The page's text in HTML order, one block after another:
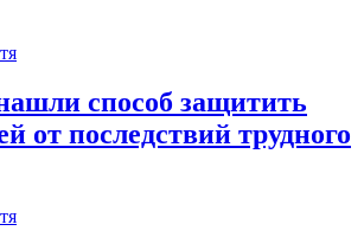
способ защитить
от последствий трудного